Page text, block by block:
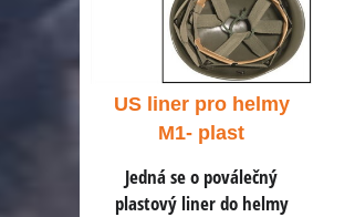
US liner pro helmy
M1- plast
Jedná se o poválečný
plastový liner do helmy